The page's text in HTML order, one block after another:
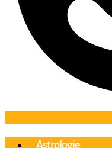
Astrologie